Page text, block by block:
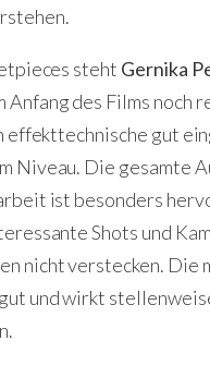
steht Gernika
Anfang des Films
effekttechnische gut
Niveau. Die gesamte
ist besonders
Shots und
nicht verstecken. Die
und wirkt